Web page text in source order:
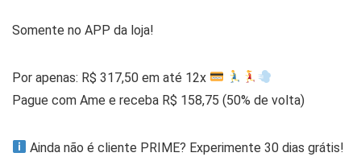
Somente no APP da loja!
Por apenas: R$ 317,50 em até 12x
Pague com Ame e receba R$ 158,75 (50% de volta)
Ainda não é cliente PRIME? Experimente 30 dias grátis!